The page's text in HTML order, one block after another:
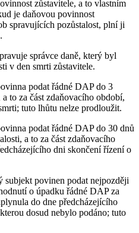
zůstavitele, a to vlastním
je daňovou povinnost
spravujících pozůstalost, plní ji
správce daně, který byl
v den smrti zůstavitele.
podat řádné DAP do 3
to za část zdaňovacího období,
tuto lhůtu nelze prodloužit.
podat řádné DAP do 30 dnů
a to za část zdaňovacího
dni skončení řízení o
povinen podat nejpozději
o úpadku řádné DAP za
do dne předcházejícího
dosud nebylo podáno; tuto